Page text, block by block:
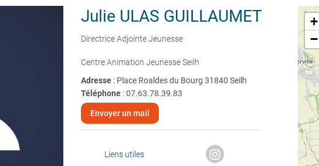
Julie ULAS GUILLAUMET
Directrice Adjointe Jeunesse
Centre Animation Jeunesse Seilh
Adresse : Place Roaldes du Bourg 31840 Seilh
Téléphone:07.63.78.39.83
Envoyer un mail
Liens utiles
+
−